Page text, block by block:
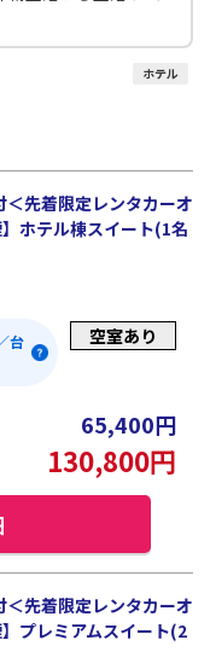
ホテル
先着限定レンタカーオ
ホテル棟スイート(1名
台
空室あり
65,400円
130,800円
先着限定レンタカーオ
プレミアムスイート(2